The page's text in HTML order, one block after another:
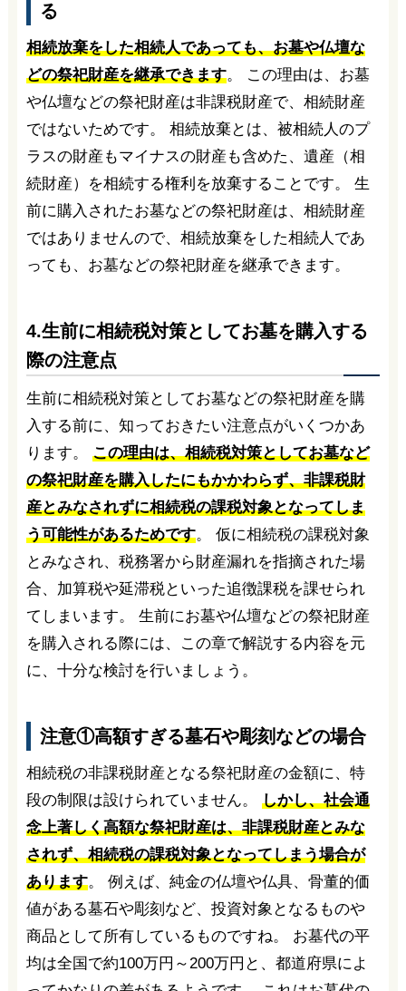
る
相続放棄をした相続人であっても、お墓や仏壇な
どの祭祀財産を継承できます。 この理由は、お墓
や仏壇などの祭祀財産は非課税財産で、相続財産
ではないためです。 相続放棄とは、被相続人のプ
ラスの財産もマイナスの財産も含めた、遺産（相
続財産）を相続する権利を放棄することです。 生
前に購入されたお墓などの祭祀財産は、相続財産
ではありませんので、相続放棄をした相続人であ
っても、お墓などの祭祀財産を継承できます。
4.生前に相続税対策としてお墓を購入する
際の注意点
生前に相続税対策としてお墓などの祭祀財産を購
入する前に、知っておきたい注意点がいくつかあ
ります。 この理由は、相続税対策としてお墓など
の祭祀財産を購入したにもかかわらず、非課税財
産とみなされずに相続税の課税対象となってしま
う可能性があるためです。 仮に相続税の課税対象
とみなされ、税務署から財産漏れを指摘された場
合、加算税や延滞税といった追徴課税を課せられ
てしまいます。 生前にお墓や仏壇などの祭祀財産
を購入される際には、この章で解説する内容を元
に、十分な検討を行いましょう。
注意①高額すぎる墓石や彫刻などの場合
相続税の非課税財産となる祭祀財産の金額に、特
段の制限は設けられていません。 しかし、社会通
念上著しく高額な祭祀財産は、非課税財産とみな
されず、相続税の課税対象となってしまう場合が
あります。 例えば、純金の仏壇や仏具、骨董的価
値がある墓石や彫刻など、投資対象となるものや
商品として所有しているものですね。 お墓代の平
均は全国で約100万円～200万円と、都道府県によ